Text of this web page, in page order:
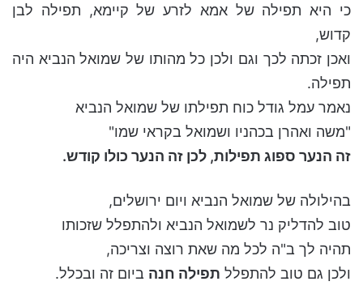
כי היא תפילה של אמא לזרע של קיימא, תפילה לבן
קדוש,
ואכן זכתה לכך וגם ולכן כל מהותו של שמואל הנביא היה
תפילה.
נאמר עמל גודל כוח תפילתו של שמואל הנביא
"משה ואהרן בכהניו ושמואל בקראי שמו"
זה הנער ספוג תפילות, לכן זה הנער כולו קודש.
בהילולה של שמואל הנביא ויום ירושלים,
טוב להדליק נר לשמואל הנביא ולהתפלל שזכותו
תהיה לך ב"ה לכל מה שאת רוצה וצריכה,
ולכן גם טוב להתפלל תפילה חנה ביום זה ובכלל.